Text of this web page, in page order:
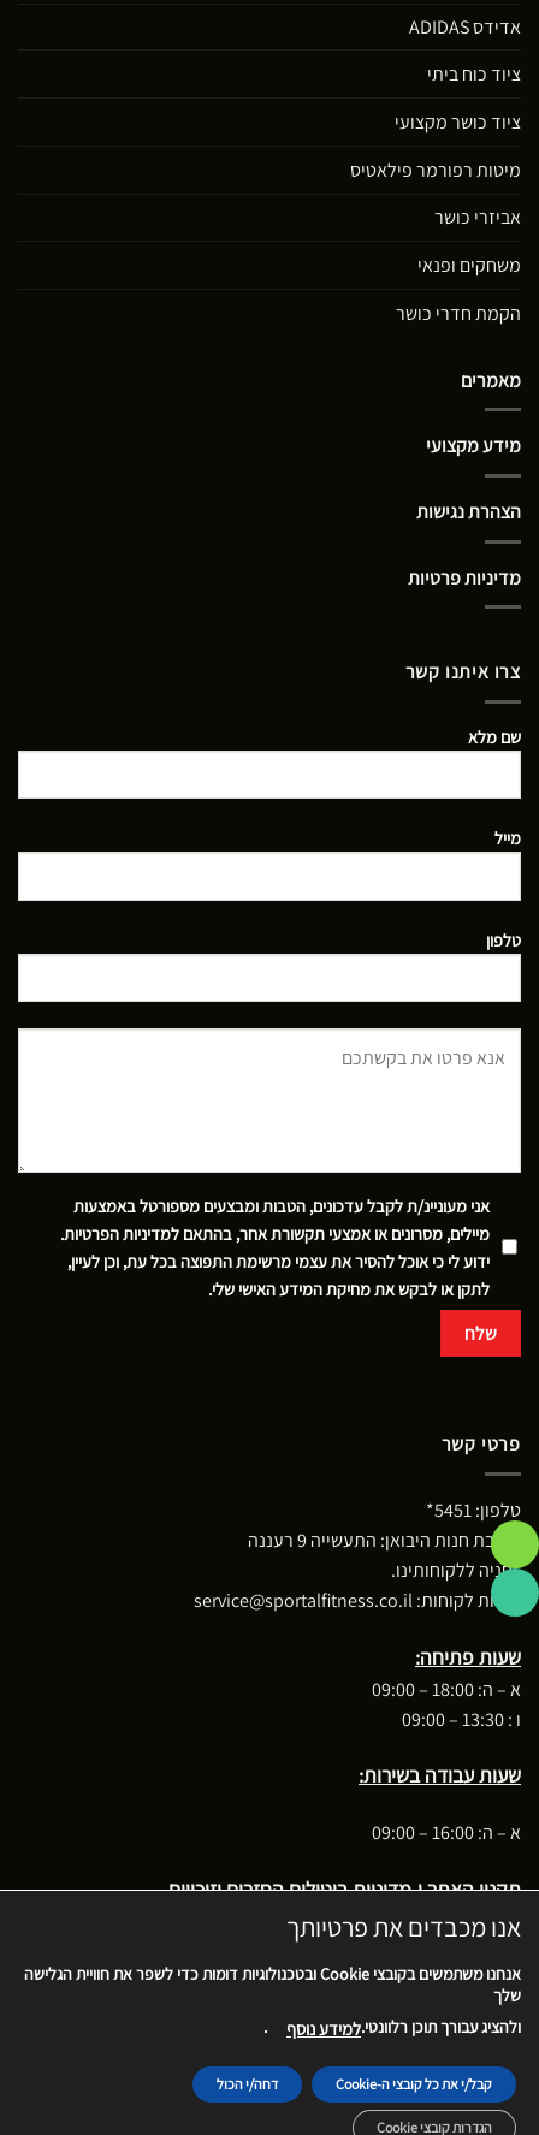
אדידס ADIDAS
ציוד כוח ביתי
ציוד כושר מקצועי
מיטות רפורמר פילאטיס
אביזרי כושר
משחקים ופנאי
הקמת חדרי כושר
מאמרים
מידע מקצועי
הצהרת נגישות
מדיניות פרטיות
צרו איתנו קשר
שם מלא
מייל
טלפון
אני מעוניינ/ת לקבל עדכונים, הטבות ומבצעים מספורטל באמצעות
מיילים, מסרונים או אמצעי תקשורת אחר, בהתאם למדיניות הפרטיות.
ידוע לי כי אוכל להסיר את עצמי מרשימת התפוצה בכל עת, וכן לעיין,
לתקן או לבקש את מחיקת המידע האישי שלי.
פרטי קשר
טלפון:5451*
כתובת חנות היבואן: התעשייה 9 רעננה
*חניה ללקוחותינו.
שירות לקוחות:service@sportalfitness.co.il
שעות פתיחה:
א – ה: 18:00 – 09:00
ו : 13:30 – 09:00
שעות עבודה בשירות:
א – ה: 16:00 – 09:00
תקנון האתר ו-מדיניות ביטולים החזרים וזיכויים
בית אודות צרו קשר פרוייקטים
אנו מכבדים את פרטיותך
אנחנו משתמשים בקובצי Cookieובטכנולוגיות דומות כדי לשפר את חוויית הגלישה
שלך
ולהציג עבורך תוכן רלוונטי.למידע נוסף .
קבל/י את כל קובצי ה-Cookie דחה/י הכול
הגדרות קובצי Cookie